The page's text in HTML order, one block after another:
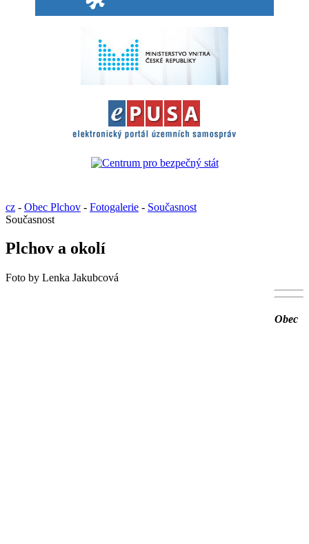
cz - Obec Plchov - Fotogalerie - Současnost
Současnost
Plchov a okolí
Foto by Lenka Jakubcová
Obec